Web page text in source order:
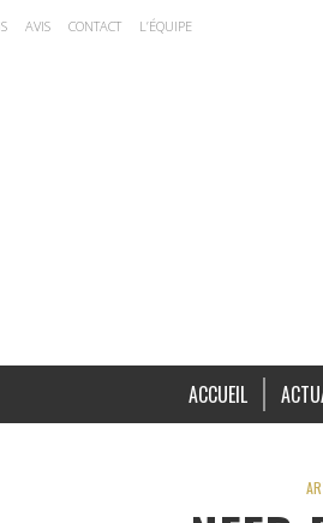
AVIS CONTACT L’ÉQUIPE
ACCUEIL